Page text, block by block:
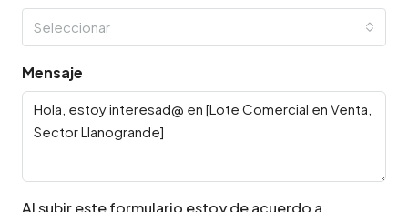
Seleccionar
Mensaje
Al subir este formulario estoy de acuerdo a